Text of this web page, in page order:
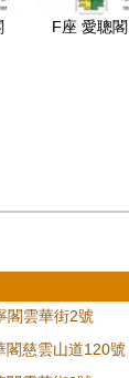
F座 愛聰閣
閣雲華街2號
閣慈雲山道120號